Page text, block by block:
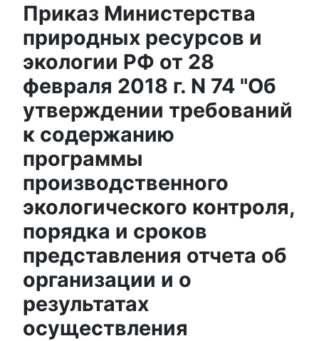
Приказ Министерства
природных ресурсов и
экологии РФ от 28
февраля 2018 г. N 74 "Об
утверждении требований
к содержанию
программы
производственного
экологического контроля,
порядка и сроков
представления отчета об
организации и о
результатах
осуществления